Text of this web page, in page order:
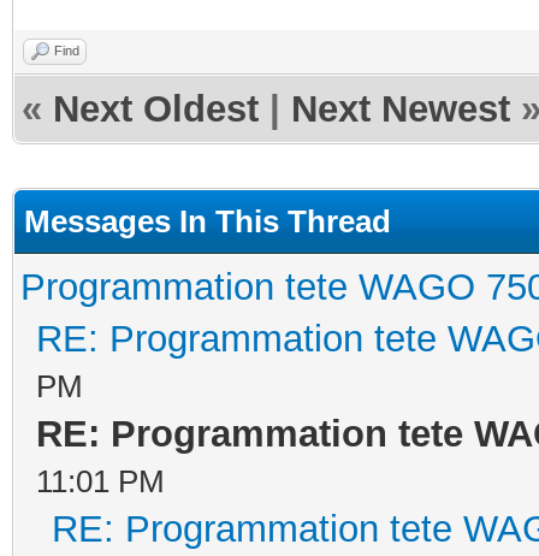
Find
« Next Oldest Next Newest
Messages In This Thread
Programmation tete WAGO
RE: Programmation tete
PM
RE: Programmation tete
11:01 PM
RE: Programmation tete